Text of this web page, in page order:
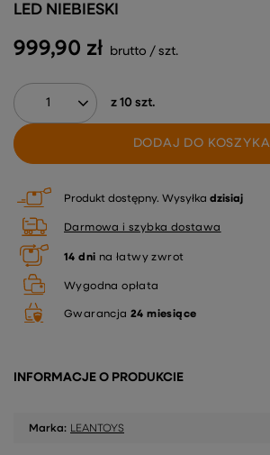
999,90 zł brutto / szt.
z 10 szt.
DODAJ DO KOSZYKA
LED NIEBIESKI
Produkt dostępny Wysyłka dzisiaj
Darmowa i szybka dostawa
14 dni na łatwy zwrot
Wygodna opłata
Gwarancja 24 miesiące
INFORMACJE O PRODUKCIE
Marka: LEANTOYS